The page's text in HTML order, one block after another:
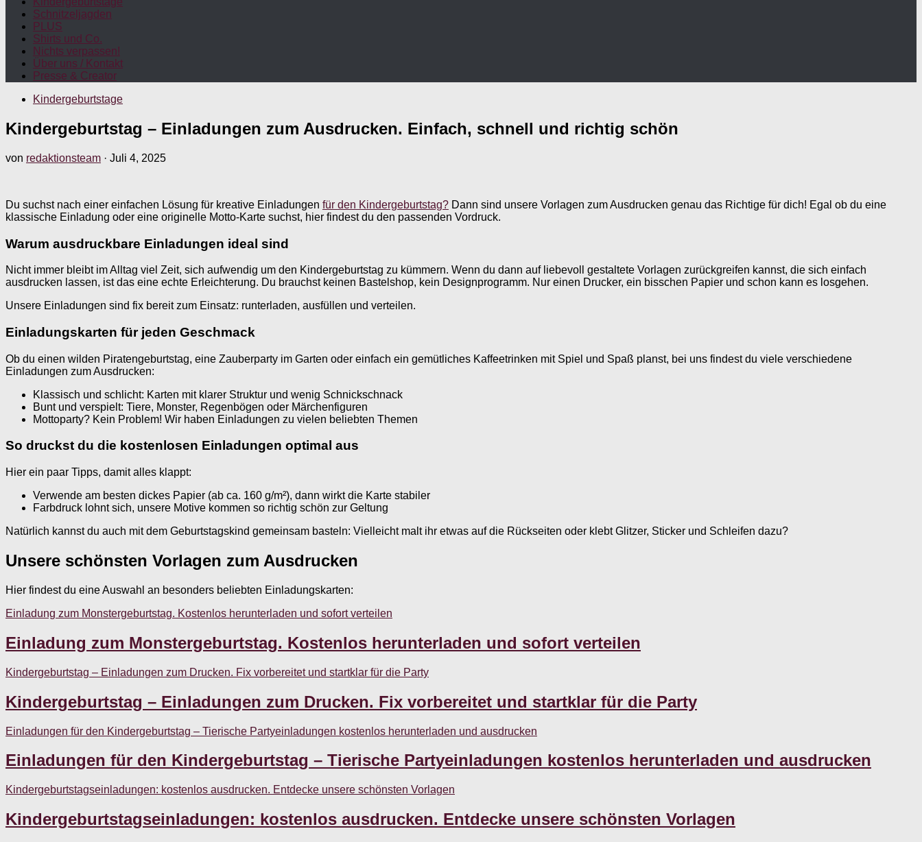
Schnitzeljagden
PLUS
Shirts und Co.
Nichts verpassen!
Über uns / Kontakt
Presse & Creator
Kindergeburtstage
Kindergeburtstag – Einladungen zum Ausdrucken. Einfach, schnell und richtig schön
von redaktionsteam · Juli 4, 2025
Du suchst nach einer einfachen Lösung für kreative Einladungen für den Kindergeburtstag? Dann sind unsere Vorlagen zum Ausdrucken genau das Richtige für dich! Egal ob du eine
klassische Einladung oder eine originelle Motto-Karte suchst, hier findest du den passenden Vordruck.
Warum ausdruckbare Einladungen ideal sind
Nicht immer bleibt im Alltag viel Zeit, sich aufwendig um den Kindergeburtstag zu kümmern. Wenn du dann auf liebevoll gestaltete Vorlagen zurückgreifen kannst, die sich einfach
ausdrucken lassen, ist das eine echte Erleichterung. Du brauchst keinen Bastelshop, kein Designprogramm. Nur einen Drucker, ein bisschen Papier und schon kann es losgehen.
Unsere Einladungen sind fix bereit zum Einsatz: runterladen, ausfüllen und verteilen.
Einladungskarten für jeden Geschmack
Ob du einen wilden Piratengeburtstag, eine Zauberparty im Garten oder einfach ein gemütliches Kaffeetrinken mit Spiel und Spaß planst, bei uns findest du viele verschiedene
Einladungen zum Ausdrucken:
Klassisch und schlicht: Karten mit klarer Struktur und wenig Schnickschnack
Bunt und verspielt: Tiere, Monster, Regenbögen oder Märchenfiguren
Mottoparty? Kein Problem! Wir haben Einladungen zu vielen beliebten Themen
So druckst du die kostenlosen Einladungen optimal aus
Hier ein paar Tipps, damit alles klappt:
Verwende am besten dickes Papier (ab ca. 160 g/m²), dann wirkt die Karte stabiler
Farbdruck lohnt sich, unsere Motive kommen so richtig schön zur Geltung
Natürlich kannst du auch mit dem Geburtstagskind gemeinsam basteln: Vielleicht malt ihr etwas auf die Rückseiten oder klebt Glitzer, Sticker und Schleifen dazu?
Unsere schönsten Vorlagen zum Ausdrucken
Hier findest du eine Auswahl an besonders beliebten Einladungskarten:
Einladung zum Monstergeburtstag. Kostenlos herunterladen und sofort verteilen
Einladung zum Monstergeburtstag. Kostenlos herunterladen und sofort verteilen
Kindergeburtstag – Einladungen zum Drucken. Fix vorbereitet und startklar für die Party
Kindergeburtstag – Einladungen zum Drucken. Fix vorbereitet und startklar für die Party
Einladungen für den Kindergeburtstag – Tierische Partyeinladungen kostenlos herunterladen und ausdrucken
Einladungen für den Kindergeburtstag – Tierische Partyeinladungen kostenlos herunterladen und ausdrucken
Kindergeburtstagseinladungen: kostenlos ausdrucken. Entdecke unsere schönsten Vorlagen
Kindergeburtstagseinladungen: kostenlos ausdrucken. Entdecke unsere schönsten Vorlagen